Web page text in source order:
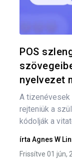
POS
nyelvezet
A tizenévesek
rejteniük a
kódolják a
írta Agnes W
Frissítve 01 jún,